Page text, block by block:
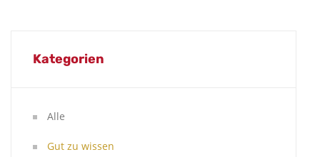
Kategorien
Alle
Gut zu wissen